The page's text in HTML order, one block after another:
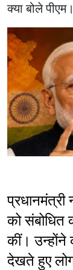
क्या बोले पीएम।
प्रधानमंत्री
को संबोधित
कीं। उन्होंने
देखते हुए